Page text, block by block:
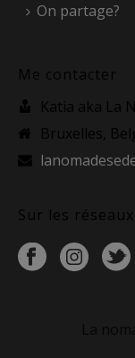
On partage?
Me contacter
Katia aka La
Bruxelles,
Sur les réseaux